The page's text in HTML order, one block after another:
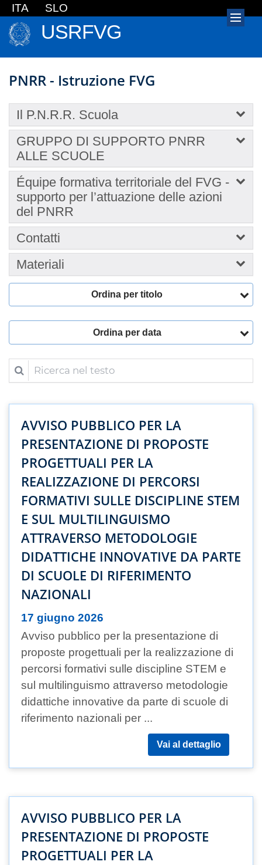
ITA SLO
USRFVG
PNRR - Istruzione FVG
Il P.N.R.R. Scuola
GRUPPO DI SUPPORTO PNRR
ALLE SCUOLE
Équipe formativa territoriale del FVG -
supporto per l’attuazione delle azioni
del PNRR
Contatti
Materiali
Ordina per titolo
Ordina per data
Ricerca nel testo
AVVISO PUBBLICO PER LA
PRESENTAZIONE DI PROPOSTE
PROGETTUALI PER LA
REALIZZAZIONE DI PERCORSI
FORMATIVI SULLE DISCIPLINE STEM
E SUL MULTILINGUISMO
ATTRAVERSO METODOLOGIE
DIDATTICHE INNOVATIVE DA PARTE
DI SCUOLE DI RIFERIMENTO
NAZIONALI
17 giugno 2026
Avviso pubblico per la presentazione di
proposte progettuali per la realizzazione di
percorsi formativi sulle discipline STEM e
sul multilinguismo attraverso metodologie
didattiche innovative da parte di scuole di
riferimento nazionali per ...
Vai al dettaglio
AVVISO PUBBLICO PER LA
PRESENTAZIONE DI PROPOSTE
PROGETTUALI PER LA